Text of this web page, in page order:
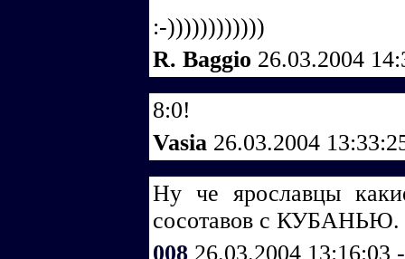
:-))))))))))))
R. Baggio 26.03.2004
8:0!
Vasia 26.03.2004
Ну че ярославцы
сосотавов с КУБАНЬЮ.
008 26.03.2004 13:16:03